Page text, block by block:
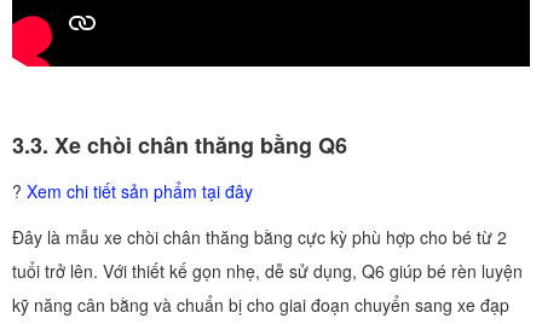
3.3. Xe chòi chân thăng bằng Q6
? Xem chi tiết sản phẩm tại đây
Đây là mẫu xe chòi chân thăng bằng cực kỳ phù hợp cho bé từ 2
tuổi trở lên. Với thiết kế gọn nhẹ, dễ sử dụng, Q6 giúp bé rèn luyện
kỹ năng cân bằng và chuẩn bị cho giai đoạn chuyển sang xe đạp